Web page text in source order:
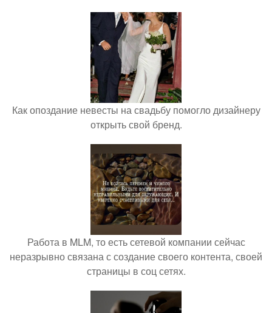
Как опоздание невесты на свадьбу помогло дизайнеру
открыть свой бренд.
Работа в MLM, то есть сетевой компании сейчас
неразрывно связана с создание своего контента, своей
страницы в соц сетях.